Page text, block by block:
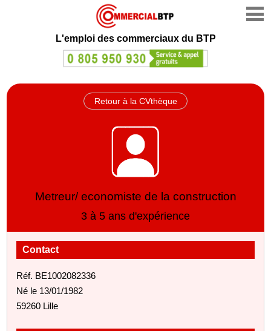
L'emploi des commerciaux du BTP
Retour à la CVthèque
Metreur/ economiste de la construction
3 à 5 ans d'expérience
Contact
Réf. BE1002082336
Né le 13/01/1982
59260 Lille